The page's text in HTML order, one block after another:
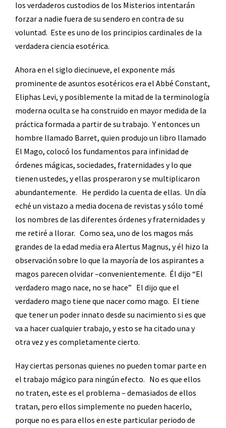
los verdaderos custodios de los Misterios intentarán
forzar a nadie fuera de su sendero en contra de su
voluntad. Este es uno de los principios cardinales de la
verdadera ciencia esotérica.
Ahora en el siglo diecinueve, el exponente más
prominente de asuntos esotéricos era el Abbé Constant,
Eliphas Levi, y posiblemente la mitad de la terminología
moderna oculta se ha construido en mayor medida de la
práctica formada a partir de su trabajo. Y entonces un
hombre llamado Barret, quien produjo un libro llamado
El Mago, colocó los fundamentos para infinidad de
órdenes mágicas, sociedades, fraternidades y lo que
tienen ustedes, y ellas prosperaron y se multiplicaron
abundantemente. He perdido la cuenta de ellas. Un día
eché un vistazo a media docena de revistas y sólo tomé
los nombres de las diferentes órdenes y fraternidades y
me retiré a llorar. Como sea, uno de los magos más
grandes de la edad media era Alertus Magnus, y él hizo la
observación sobre lo que la mayoría de los aspirantes a
magos parecen olvidar –convenientemente. Él dijo “El
verdadero mago nace, no se hace” El dijo que el
verdadero mago tiene que nacer como mago. El tiene
que tener un poder innato desde su nacimiento si es que
va a hacer cualquier trabajo, y esto se ha citado una y
otra vez y es completamente cierto.
Hay ciertas personas quienes no pueden tomar parte en
el trabajo mágico para ningún efecto. No es que ellos
no traten, este es el problema – demasiados de ellos
tratan, pero ellos simplemente no pueden hacerlo,
porque no es para ellos en este particular periodo de